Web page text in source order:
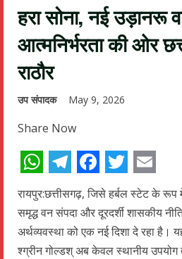
हरा सोना, नई उड़ानरू
आत्मनिर्भरता की ओर
राठौर
उप संपादक May 9, 2026
Share Now
WhatsApp
Telegram
Facebook
Twitter
रायपुर:छत्तीसगढ़, जिसे हर्बल स्टेट के
समृद्ध वन संपदा और दूरदर्शी शासकीय
अर्थव्यवस्था को एक नई दिशा दे रहा है।
श्ग्रीन गोल्डश् अब केवल स्थानीय उपयोग